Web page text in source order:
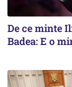
De ce minte
Badea: E o